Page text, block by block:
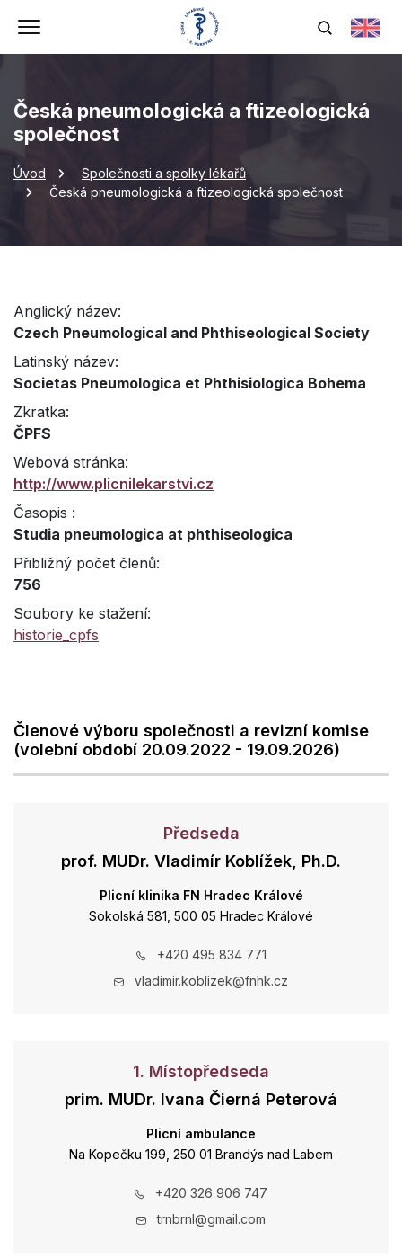
Česká pneumologická a ftizeologická
společnost
Úvod
Společnosti a spolky lékařů
Česká pneumologická a ftizeologická společnost
Anglický název:
Czech Pneumological and Phthiseological Society
Latinský název:
Societas Pneumologica et Phthisiologica Bohema
Zkratka:
ČPFS
Webová stránka:
http://www.plicnilekarstvi.cz
Časopis :
Studia pneumologica at phthiseologica
Přibližný počet členů:
756
Soubory ke stažení:
historie_cpfs
Členové výboru společnosti a revizní komise
(volební období 20.09.2022 - 19.09.2026)
Předseda
prof. MUDr. Vladimír Koblížek, Ph.D.
Plicní klinika FN Hradec Králové
Sokolská 581, 500 05 Hradec Králové
+420 495 834 771
vladimir.koblizek@fnhk.cz
1. Místopředseda
prim. MUDr. Ivana Čierná Peterová
Plicní ambulance
Na Kopečku 199, 250 01 Brandýs nad Labem
+420 326 906 747
trnbrnl@gmail.com